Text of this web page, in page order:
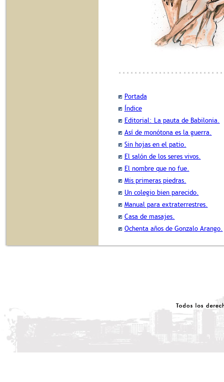
Portada
Índice
Editorial: La pauta de Babilonia.
Así de monótona es la guerra.
Sin hojas en el patio.
El salón de los seres vivos.
El nombre que no fue.
Mis primeras piedras.
Un colegio bien parecido.
Manual para extraterrestres.
Casa de masajes.
Ochenta años de Gonzalo Arango.